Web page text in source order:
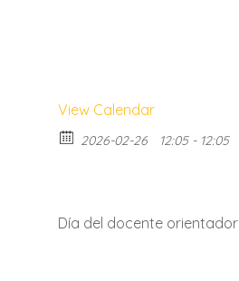
View Calendar
2026-02-26 12:05 - 12:05
Día del docente orientador